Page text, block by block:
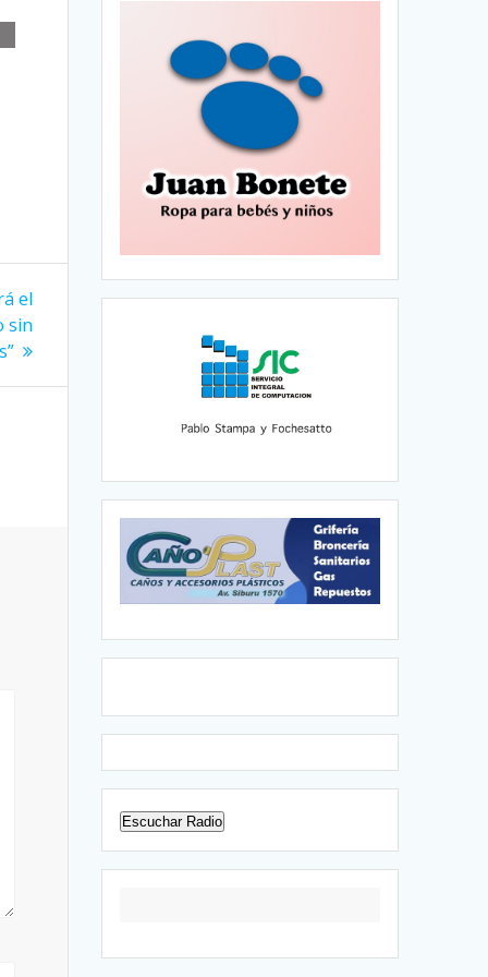
el
sin
Escuchar Radio